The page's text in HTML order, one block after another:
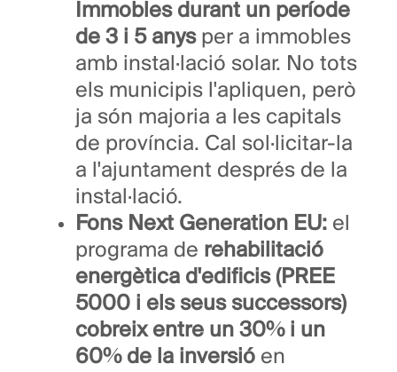
Immobles durant un període
de 3 i 5 anysper a immobles
amb instal·lació solar. No tots
els municipis l'apliquen, però
ja són majoria a les capitals
de província. Cal sol·licitar-la
a l'ajuntament després de la
instal·lació.
Fons Next Generation EU: el
programa de rehabilitació
energètica d'edificis (PREE
5000 i els seus successors)
cobreix entre un 30% i un
60% de la inversió en